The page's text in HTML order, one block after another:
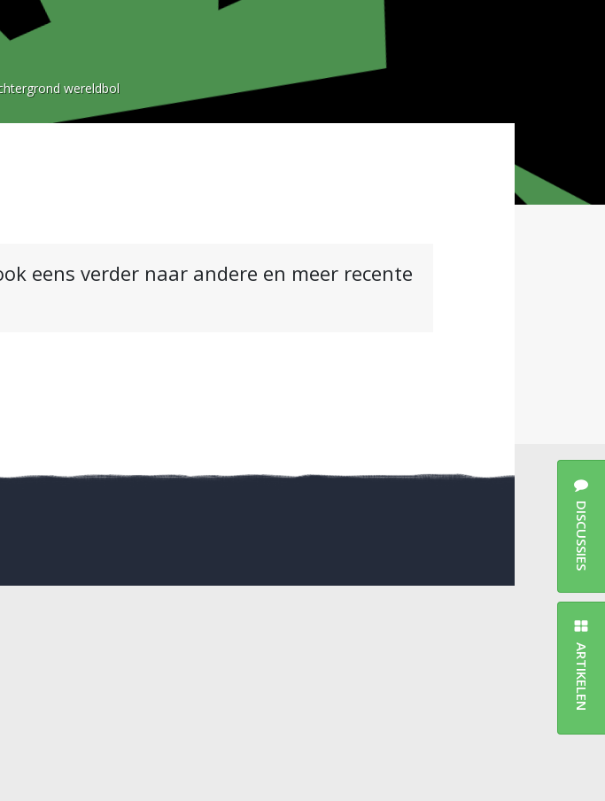
wereldbol
eens verder naar andere en meer recente
DISCUSSIES
ARTIKELEN